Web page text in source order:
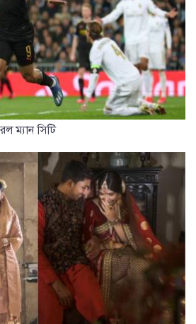
ম্যান সিটি